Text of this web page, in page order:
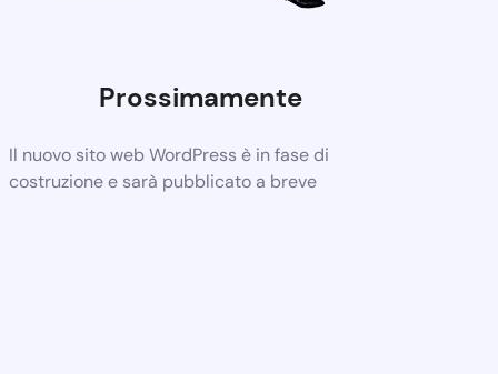
Prossimamente
Il nuovo sito web WordPress è in fase di
costruzione e sarà pubblicato a breve